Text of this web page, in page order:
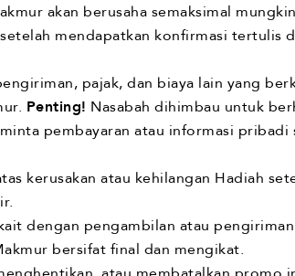
akan berusaha semaksimal
mendapatkan konfirmasi tertulis
pajak, dan biaya lain yang
Penting! Nasabah dihimbau untuk
pembayaran atau informasi
kerusakan atau kehilangan Hadiah
dengan pengambilan atau
bersifat final dan mengikat.